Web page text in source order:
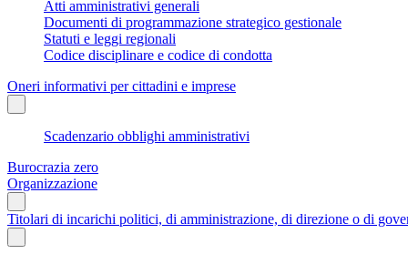
Atti amministrativi generali
Documenti di programmazione strategico gestionale
Statuti e leggi regionali
Codice disciplinare e codice di condotta
Oneri informativi per cittadini e imprese
Scadenzario obblighi amministrativi
Burocrazia zero
Organizzazione
Titolari di incarichi politici, di amministrazione, di direzione o di